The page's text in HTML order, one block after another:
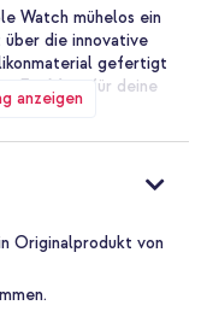
anzeigen
Watch mühelos ein
über die innovative
gefertigt
Ein Muss für deine
viel in deinem
ausgelegt, deinen
auf Stil oder
Originalprodukt von